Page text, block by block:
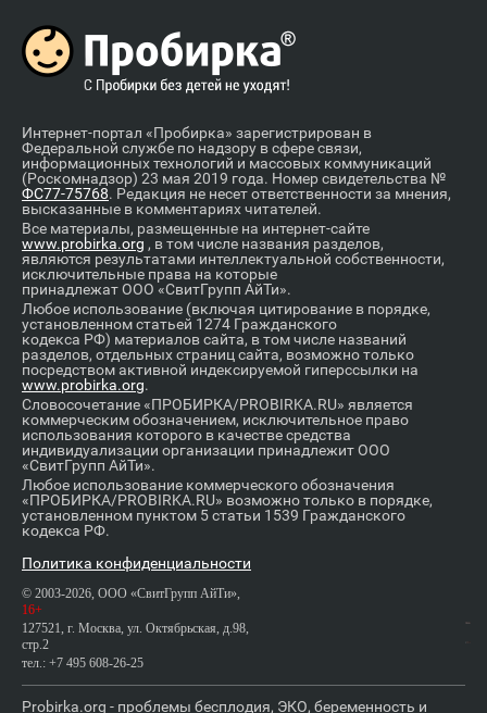
Интернет-портал «Пробирка» зарегистрирован в
Федеральной службе по надзору в сфере связи,
информационных технологий и массовых коммуникаций
(Роскомнадзор) 23 мая 2019 года. Номер свидетельства №
ФС77-75768. Редакция не несет ответственности за мнения,
высказанные в комментариях читателей.
Все материалы, размещенные на интернет-сайте
www.probirka.org , в том числе названия разделов,
являются результатами интеллектуальной собственности,
исключительные права на которые
принадлежат ООО «СвитГрупп АйТи».
Любое использование (включая цитирование в порядке,
установленном статьей 1274 Гражданского
кодекса РФ) материалов сайта, в том числе названий
разделов, отдельных страниц сайта, возможно только
посредством активной индексируемой гиперссылки на
www.probirka.org.
Словосочетание «ПРОБИРКА/PROBIRKA.RU» является
коммерческим обозначением, исключительное право
использования которого в качестве средства
индивидуализации организации принадлежит ООО
«СвитГрупп АйТи».
Любое использование коммерческого обозначения
«ПРОБИРКА/PROBIRKA.RU» возможно только в порядке,
установленном пунктом 5 статьи 1539 Гражданского
кодекса РФ.
Политика конфиденциальности
© 2003-2026, ООО «СвитГрупп АйТи»,
16+
127521, г. Москва, ул. Октябрьская, д.98,
стр.2
тел.: +7 495 608-26-25
Probirka.org - проблемы бесплодия, ЭКО, беременность и